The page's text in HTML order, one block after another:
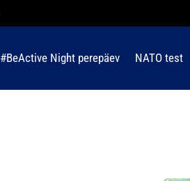
#BeActive Night perepäev NATO test